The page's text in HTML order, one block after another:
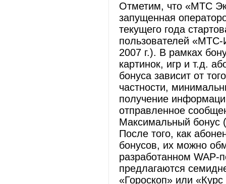
Отметим, что «МТС
запущенная
текущего года
пользователей
2007 г.). В рамках
картинок, игр и т.д.
бонуса зависит от
частности,
получение
отправленное
Максимальный бонус
После того, как
бонусов, их можно
разработанном WAP-
предлагаются
«Гороскоп» или